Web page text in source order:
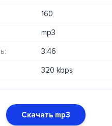
160
mp3
3:46
320 kbps
Скачать mp3